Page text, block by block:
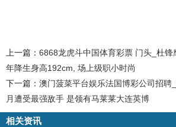
上一篇： 6868龙虎斗中国体育彩票 门头_杜锋
年降生身高192cm, 场上级职小时尚
下一篇： 澳门菠菜平台娱乐法国博彩公司招聘
月遭受最强敌手 是领有马莱莱大连英博
相关资讯